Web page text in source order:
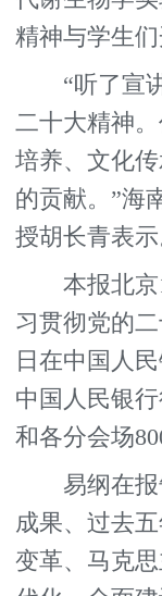
精神与学生们
“听了宣讲
二十大精神
培养、文化
的贡献。”海
授胡长青表示
本报北京
习贯彻党的
日在中国人
中国人民银
和各分会场
易纲在报
成果、过去
变革、马克